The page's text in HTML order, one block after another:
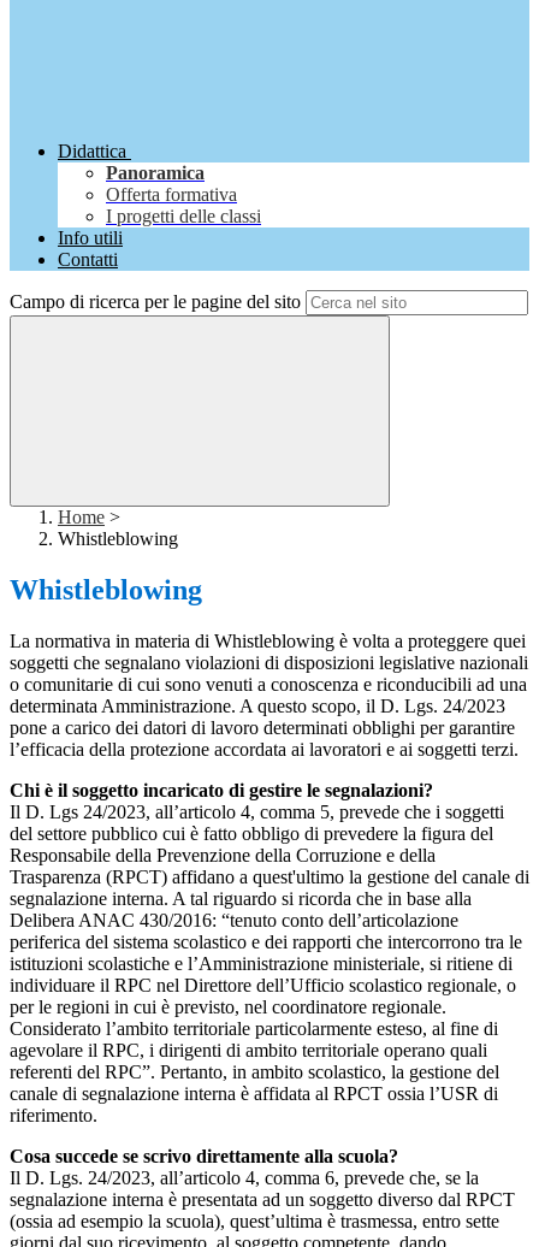
Didattica
Panoramica
Offerta formativa
I progetti delle classi
Info utili
Contatti
Campo di ricerca per le pagine del sito
Home >
Whistleblowing
Whistleblowing
La normativa in materia di Whistleblowing è volta a proteggere quei
soggetti che segnalano violazioni di disposizioni legislative nazionali
o comunitarie di cui sono venuti a conoscenza e riconducibili ad una
determinata Amministrazione. A questo scopo, il D. Lgs. 24/2023
pone a carico dei datori di lavoro determinati obblighi per garantire
l’efficacia della protezione accordata ai lavoratori e ai soggetti terzi.
Chi è il soggetto incaricato di gestire le segnalazioni?
Il D. Lgs 24/2023, all’articolo 4, comma 5, prevede che i soggetti
del settore pubblico cui è fatto obbligo di prevedere la figura del
Responsabile della Prevenzione della Corruzione e della
Trasparenza (RPCT) affidano a quest'ultimo la gestione del canale di
segnalazione interna. A tal riguardo si ricorda che in base alla
Delibera ANAC 430/2016: “tenuto conto dell’articolazione
periferica del sistema scolastico e dei rapporti che intercorrono tra le
istituzioni scolastiche e l’Amministrazione ministeriale, si ritiene di
individuare il RPC nel Direttore dell’Ufficio scolastico regionale, o
per le regioni in cui è previsto, nel coordinatore regionale.
Considerato l’ambito territoriale particolarmente esteso, al fine di
agevolare il RPC, i dirigenti di ambito territoriale operano quali
referenti del RPC”. Pertanto, in ambito scolastico, la gestione del
canale di segnalazione interna è affidata al RPCT ossia l’USR di
riferimento.
Cosa succede se scrivo direttamente alla scuola?
Il D. Lgs. 24/2023, all’articolo 4, comma 6, prevede che, se la
segnalazione interna è presentata ad un soggetto diverso dal RPCT
(ossia ad esempio la scuola), quest’ultima è trasmessa, entro sette